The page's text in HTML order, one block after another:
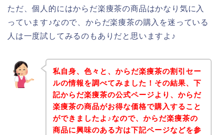
ただ、個人的にはからだ楽痩茶の商品はかなり気に入
っています♪なので、からだ楽痩茶の購入を迷っている
人は一度試してみるのもありだと思いますよ♪
私自身、色々と、からだ楽痩茶の割引セー
ルの情報を調べてみました！その結果、下
記からだ楽痩茶の公式ページより、からだ
楽痩茶の商品がお得な価格で購入すること
ができましたよ♪なので、からだ楽痩茶の
商品に興味のある方は下記ページなどを参